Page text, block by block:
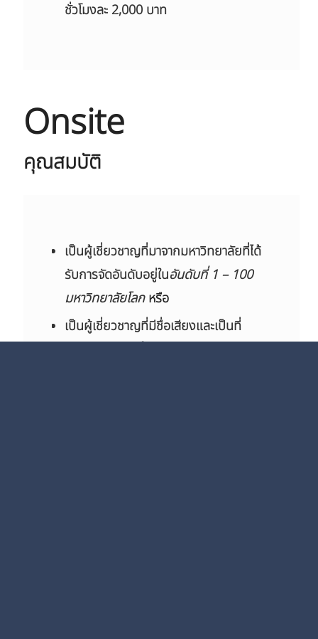
ชั่วโมงละ 2,000 บาท
Onsite
คุณสมบัติ
เป็นผู้เชี่ยวชาญที่มาจากมหาวิทยาลัยที่ได้
รับการจัดอันดับอยู่ในอันดับที่ 1 – 100
มหาวิทยาลัยโลก หรือ
เป็นผู้เชี่ยวชาญที่มีชื่อเสียงและเป็นที่